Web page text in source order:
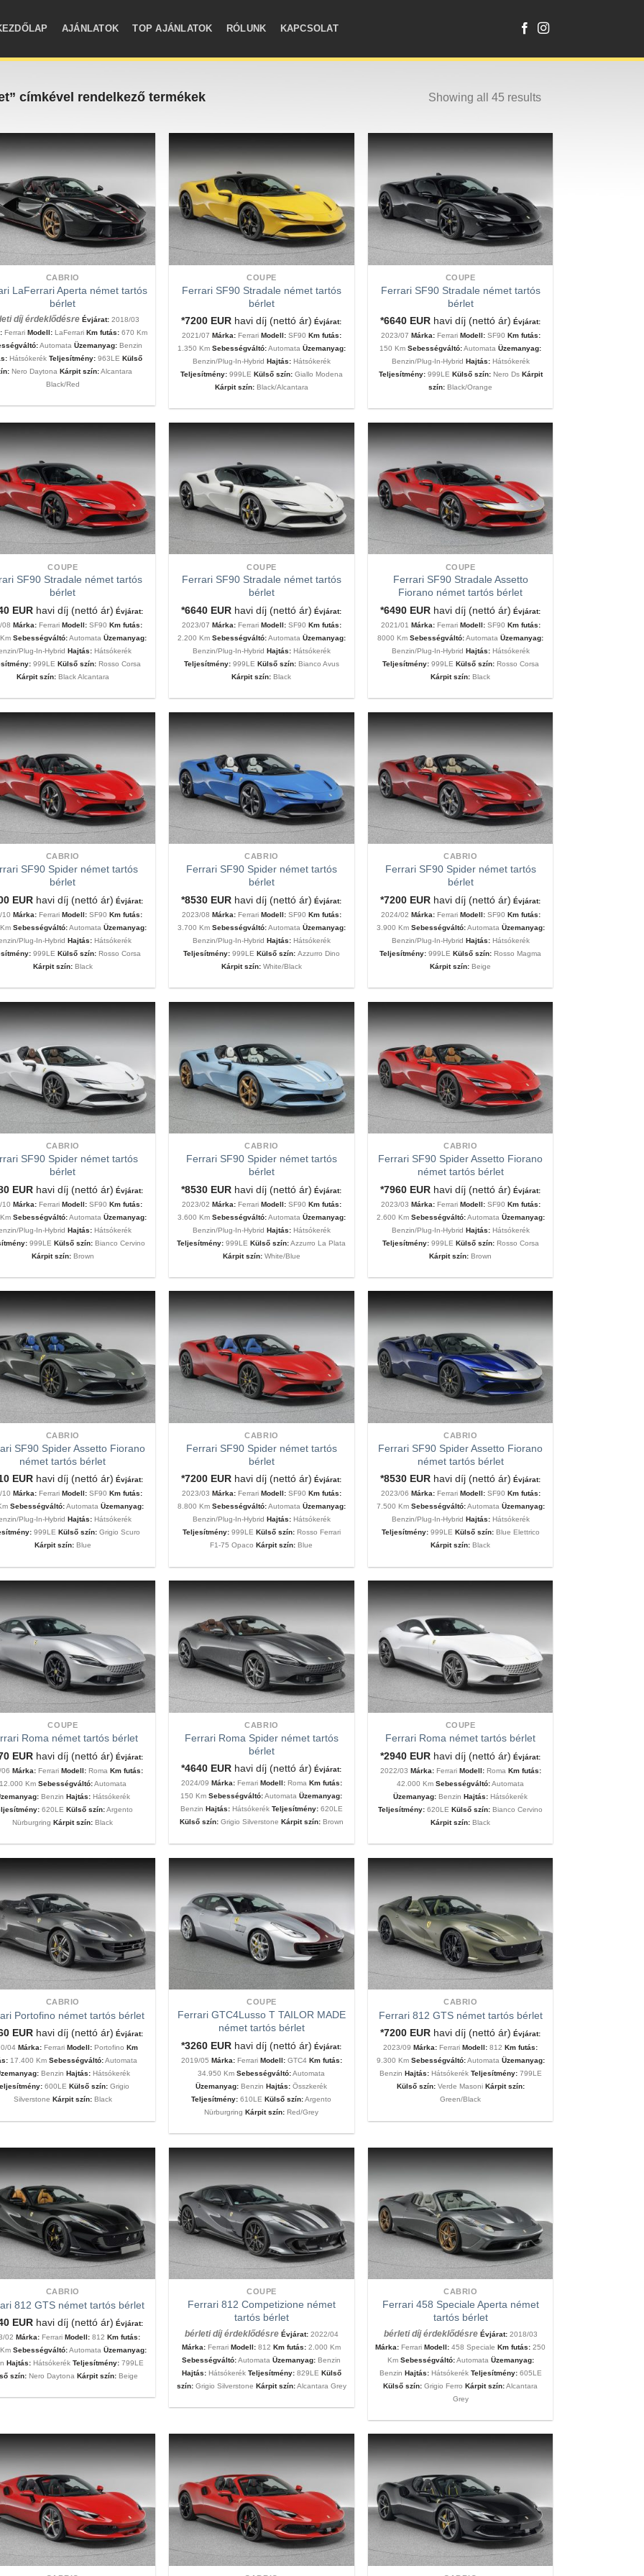
AJÁNLATOK TOP AJÁNLATOK RÓLUNK KAPCSOLAT
címkével rendelkező termékek Showing all 45 results
CABRIO
LaFerrari Aperta német tartós
bérlet
díj érdeklődésre Évjárat: 2018/03
Ferrari Modell:LaFerrari Km futás: 670 Km
Automata Üzemanyag:Benzin
Hátsókerék Teljesítmény: 963LE Külső
Nero DaytonaKárpit szín:Alcantara
Black/Red
COUPE
Ferrari SF90 Stradale német tartós
bérlet
*7200 EUR havi díj (nettó ár) Évjárat:
2021/07 Márka:Ferrari Modell:SF90 Km futás:
1.350 Km Sebességváltó:Automata Üzemanyag:
Benzin/Plug-In-Hybrid Hajtás:Hátsókerék
Teljesítmény:999LE Külső szín: Giallo Modena
Kárpit szín:Black/Alcantara
COUPE
Ferrari SF90 Stradale német tartós
bérlet
*6640 EUR havi díj (nettó ár) Évjárat:
2023/07 Márka:Ferrari Modell:SF90 Km futás:
150 KmSebességváltó:AutomataÜzemanyag:
Benzin/Plug-In-Hybrid Hajtás:Hátsókerék
Teljesítmény:999LE Külső szín: Nero Ds Kárpit
szín: Black/Orange
COUPE
SF90 Stradale német tartós
bérlet
EUR havi díj (nettó ár) Évjárat:
08Márka: Ferrari Modell: SF90Km futás:
Sebességváltó:AutomataÜzemanyag:
Plug-In-HybridHajtás: Hátsókerék
999LE Külső szín:Rosso Corsa
Kárpit szín:Black Alcantara
COUPE
Ferrari SF90 Stradale német tartós
bérlet
*6640 EUR havi díj (nettó ár) Évjárat:
2023/07 Márka:Ferrari Modell:SF90 Km futás:
2.200 Km Sebességváltó:Automata Üzemanyag:
Benzin/Plug-In-Hybrid Hajtás:Hátsókerék
Teljesítmény:999LE Külső szín: Bianco Avus
Kárpit szín: Black
COUPE
Ferrari SF90 Stradale Assetto
Fiorano német tartós bérlet
*6490 EUR havi díj (nettó ár) Évjárat:
2021/01 Márka:Ferrari Modell:SF90 Km futás:
8000 KmSebességváltó:AutomataÜzemanyag:
Benzin/Plug-In-Hybrid Hajtás:Hátsókerék
Teljesítmény:999LE Külső szín: Rosso Corsa
Kárpit szín: Black
CABRIO
SF90 Spider német tartós
bérlet
EUR havi díj (nettó ár) Évjárat:
10Márka: Ferrari Modell: SF90Km futás:
Sebességváltó:AutomataÜzemanyag:
Plug-In-HybridHajtás: Hátsókerék
999LE Külső szín:Rosso Corsa
Kárpit szín:Black
CABRIO
Ferrari SF90 Spider német tartós
bérlet
*8530 EUR havi díj (nettó ár) Évjárat:
2023/08 Márka:Ferrari Modell:SF90 Km futás:
3.700 Km Sebességváltó:Automata Üzemanyag:
Benzin/Plug-In-Hybrid Hajtás:Hátsókerék
Teljesítmény:999LE Külső szín: Azzurro Dino
Kárpit szín:White/Black
CABRIO
Ferrari SF90 Spider német tartós
bérlet
*7200 EUR havi díj (nettó ár) Évjárat:
2024/02 Márka:Ferrari Modell:SF90 Km futás:
3.900 Km Sebességváltó:Automata Üzemanyag:
Benzin/Plug-In-Hybrid Hajtás:Hátsókerék
Teljesítmény: 999LE Külső szín:Rosso Magma
Kárpit szín: Beige
CABRIO
SF90 Spider német tartós
bérlet
EUR havi díj (nettó ár) Évjárat:
10Márka: Ferrari Modell: SF90Km futás:
Sebességváltó:AutomataÜzemanyag:
Plug-In-HybridHajtás: Hátsókerék
999LE Külső szín: Bianco Cervino
Kárpit szín:Brown
CABRIO
Ferrari SF90 Spider német tartós
bérlet
*8530 EUR havi díj (nettó ár) Évjárat:
2023/02 Márka:Ferrari Modell:SF90 Km futás:
3.600 Km Sebességváltó:Automata Üzemanyag:
Benzin/Plug-In-Hybrid Hajtás:Hátsókerék
Teljesítmény: 999LE Külső szín:Azzurro La Plata
Kárpit szín:White/Blue
CABRIO
Ferrari SF90 Spider Assetto Fiorano
német tartós bérlet
*7960 EUR havi díj (nettó ár) Évjárat:
2023/03 Márka:Ferrari Modell:SF90 Km futás:
2.600 Km Sebességváltó:Automata Üzemanyag:
Benzin/Plug-In-Hybrid Hajtás:Hátsókerék
Teljesítmény:999LE Külső szín:Rosso Corsa
Kárpit szín: Brown
CABRIO
SF90 Spider Assetto Fiorano
német tartós bérlet
EUR havi díj (nettó ár) Évjárat:
10 Márka: Ferrari Modell: SF90 Km futás:
Sebességváltó:Automata Üzemanyag:
Plug-In-Hybrid
Hajtás: Hátsókerék
999LE Külső szín: Grigio Scuro
Kárpit szín:Blue
CABRIO
Ferrari SF90 Spider német tartós
bérlet
*7200 EUR havi díj (nettó ár) Évjárat:
2023/03 Márka:Ferrari Modell:SF90 Km futás:
8.800 Km Sebességváltó:Automata Üzemanyag:
Benzin/Plug-In-Hybrid
Hajtás:Hátsókerék
Teljesítmény:999LE Külső szín: Rosso Ferrari
F1-75 Opaco Kárpit szín: Blue
CABRIO
Ferrari SF90 Spider Assetto Fiorano
német tartós bérlet
*8530 EUR havi díj (nettó ár) Évjárat:
2023/06 Márka:Ferrari Modell:SF90 Km futás:
7.500 Km Sebességváltó:Automata Üzemanyag:
Benzin/Plug-In-Hybrid
Hajtás:Hátsókerék
Teljesítmény:999LE Külső szín:Blue Elettrico
Kárpit szín: Black
COUPE
Roma német tartós bérlet
EUR havi díj (nettó ár) Évjárat:
06Márka: Ferrari Modell: RomaKm futás:
Km Sebességváltó:Automata
Benzin Hajtás:Hátsókerék
620LE Külső szín:Argento
NürburgringKárpit szín: Black
CABRIO
Ferrari Roma Spider német tartós
bérlet
*4640 EUR havi díj (nettó ár) Évjárat:
2024/09 Márka:Ferrari Modell:Roma Km futás:
150 KmSebességváltó:AutomataÜzemanyag:
Benzin Hajtás:Hátsókerék Teljesítmény:620LE
Külső szín:Grigio Silverstone Kárpit szín:Brown
COUPE
Ferrari Roma német tartós bérlet
*2940 EUR havi díj (nettó ár) Évjárat:
2022/03 Márka:Ferrari Modell:Roma Km futás:
42.000 KmSebességváltó:Automata
Üzemanyag: BenzinHajtás: Hátsókerék
Teljesítmény: 620LE Külső szín: Bianco Cervino
Kárpit szín: Black
CABRIO
Portofino német tartós bérlet
EUR havi díj (nettó ár) Évjárat:
04 Márka:Ferrari Modell:Portofino Km
17.400 Km Sebességváltó:Automata
Benzin Hajtás:Hátsókerék
600LE Külső szín: Grigio
Silverstone Kárpit szín:Black
COUPE
Ferrari GTC4Lusso T TAILOR MADE
német tartós bérlet
*3260 EUR havi díj (nettó ár) Évjárat:
2019/05 Márka:Ferrari Modell:GTC4 Km futás:
34.950 KmSebességváltó:Automata
Üzemanyag: BenzinHajtás: Összkerék
Teljesítmény: 610LE Külső szín:Argento
NürburgringKárpit szín: Red/Grey
CABRIO
Ferrari 812 GTS német tartós bérlet
*7200 EUR havi díj (nettó ár) Évjárat:
2023/09Márka: Ferrari Modell: 812Km futás:
9.300 Km Sebességváltó:Automata Üzemanyag:
Benzin Hajtás:Hátsókerék Teljesítmény:799LE
Külső szín:Verde Masoni Kárpit szín:
Green/Black
CABRIO
812 GTS német tartós bérlet
EUR havi díj (nettó ár) Évjárat:
02 Márka:Ferrari Modell:812 Km futás:
Sebességváltó:AutomataÜzemanyag:
Hajtás: Hátsókerék Teljesítmény: 799LE
szín:Nero Daytona Kárpit szín:Beige
COUPE
Ferrari 812 Competizione német
tartós bérlet
bérleti díj érdeklődésre Évjárat:2022/04
Márka: Ferrari Modell: 812Km futás:2.000 Km
Sebességváltó:AutomataÜzemanyag: Benzin
Hajtás:Hátsókerék Teljesítmény:829LE Külső
szín:Grigio Silverstone Kárpit szín:Alcantara Grey
CABRIO
Ferrari 458 Speciale Aperta német
tartós bérlet
bérleti díj érdeklődésre Évjárat:2018/03
Márka: Ferrari Modell: 458 SpecialeKm futás:250
Km Sebességváltó:Automata Üzemanyag:
Benzin Hajtás:Hátsókerék Teljesítmény:605LE
Külső szín: Grigio FerroKárpit szín:Alcantara
Grey